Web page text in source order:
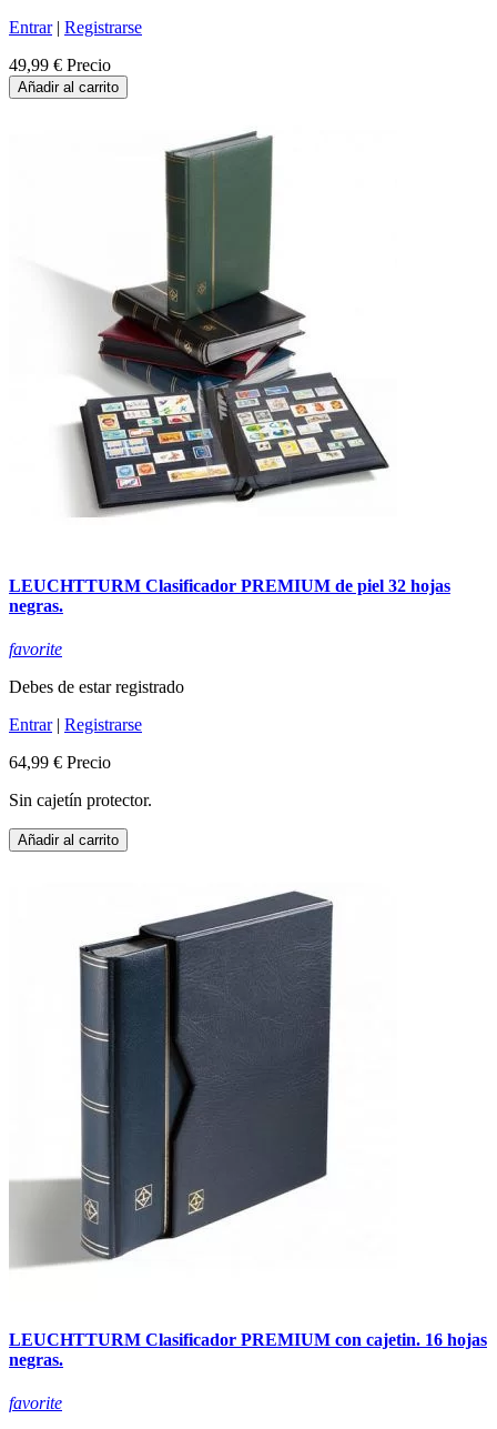
Entrar| Registrarse
49,99 € Precio
Añadir al carrito
LEUCHTTURM Clasificador PREMIUM de piel 32 hojas
negras.
favorite
Debes de estar registrado
Entrar| Registrarse
64,99 € Precio
Sin cajetín protector.
Añadir al carrito
LEUCHTTURM Clasificador PREMIUM con cajetin. 16 hojas
negras.
favorite